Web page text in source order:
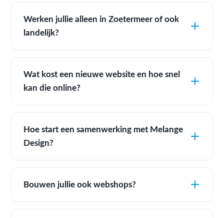
Werken jullie alleen in Zoetermeer of ook
landelijk?
Wat kost een nieuwe website en hoe snel
kan die online?
Hoe start een samenwerking met Melange
Design?
Bouwen jullie ook webshops?